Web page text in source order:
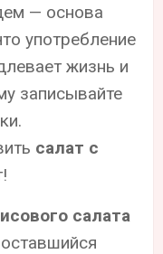
— основа
употребление
жизнь и
записывайте
салат с
салата